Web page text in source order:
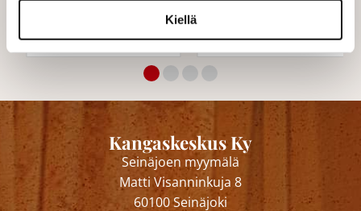
Kiellä
28,00 €/m 35,00 €/m
Kangaskeskus Ky
Seinäjoen myymälä
Matti Visanninkuja 8
60100 Seinäjoki